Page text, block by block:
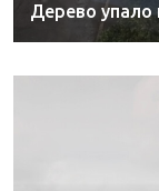
Дерево упало